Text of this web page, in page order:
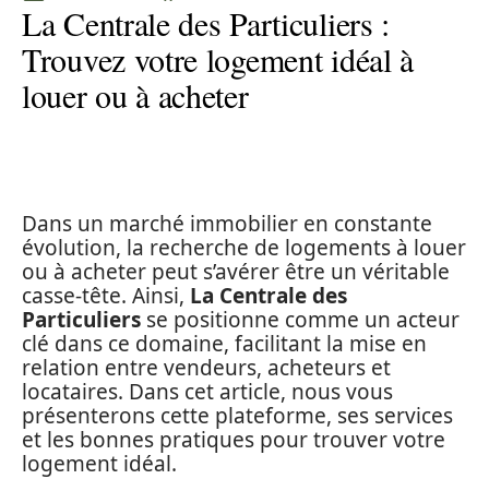
La Centrale des Particuliers :
Trouvez votre logement idéal à
louer ou à acheter
Dans un marché immobilier en constante
évolution, la recherche de logements à louer
ou à acheter peut s’avérer être un véritable
casse-tête. Ainsi, La Centrale des
Particuliers se positionne comme un acteur
clé dans ce domaine, facilitant la mise en
relation entre vendeurs, acheteurs et
locataires. Dans cet article, nous vous
présenterons cette plateforme, ses services
et les bonnes pratiques pour trouver votre
logement idéal.